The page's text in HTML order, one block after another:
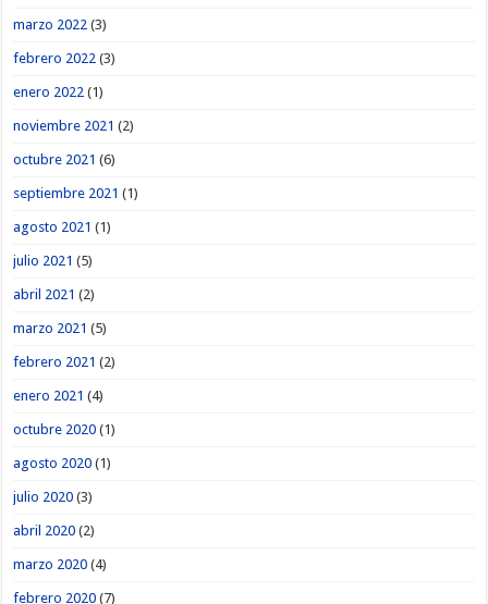
marzo 2022 (3)
febrero 2022 (3)
enero 2022 (1)
noviembre 2021 (2)
octubre 2021 (6)
septiembre 2021 (1)
agosto 2021 (1)
julio 2021 (5)
abril 2021 (2)
marzo 2021 (5)
febrero 2021 (2)
enero 2021 (4)
octubre 2020 (1)
agosto 2020 (1)
julio 2020 (3)
abril 2020 (2)
marzo 2020 (4)
febrero 2020 (7)